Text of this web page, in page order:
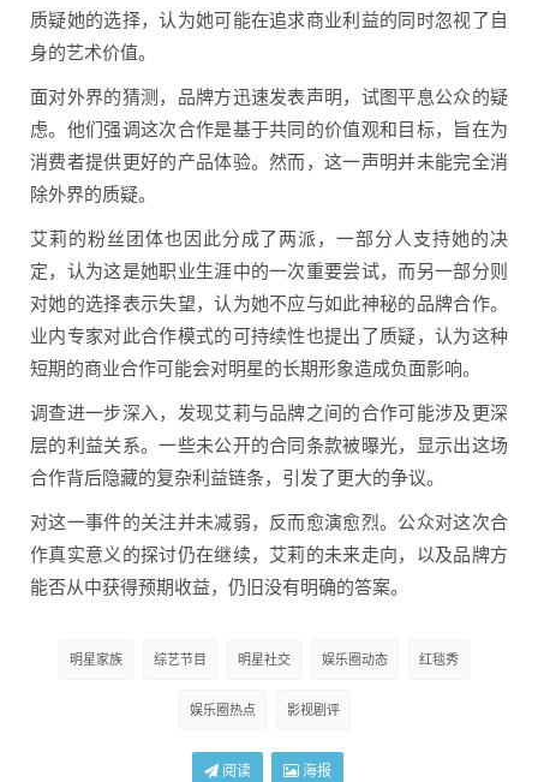
质疑她的选择，认为她可能在追求商业利益的同时忽视了自
身的艺术价值。
面对外界的猜测，品牌方迅速发表声明，试图平息公众的疑
虑。他们强调这次合作是基于共同的价值观和目标，旨在为
消费者提供更好的产品体验。然而，这一声明并未能完全消
除外界的质疑。
艾莉的粉丝团体也因此分成了两派，一部分人支持她的决
定，认为这是她职业生涯中的一次重要尝试，而另一部分则
对她的选择表示失望，认为她不应与如此神秘的品牌合作。
业内专家对此合作模式的可持续性也提出了质疑，认为这种
短期的商业合作可能会对明星的长期形象造成负面影响。
调查进一步深入，发现艾莉与品牌之间的合作可能涉及更深
层的利益关系。一些未公开的合同条款被曝光，显示出这场
合作背后隐藏的复杂利益链条，引发了更大的争议。
对这一事件的关注并未减弱，反而愈演愈烈。公众对这次合
作真实意义的探讨仍在继续，艾莉的未来走向，以及品牌方
能否从中获得预期收益，仍旧没有明确的答案。
明星家族 综艺节目 明星社交 娱乐圈动态 红毯秀
娱乐圈热点 影视剧评
阅读 海报